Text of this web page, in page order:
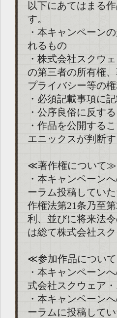
以下にあてはまる
す。
・本キャンペーン
れるもの
・株式会社スクウ
の第三者の所有権
プライバシー等の
・必須記載事項に
・公序良俗に反す
・作品を公開する
エニックスが判断
≪著作権について≫
・本キャンペーン
ーラム投稿してい
作権法第21条乃至
利、並びに将来法
は総て株式会社ス
≪参加作品につい
・本キャンペーン
式会社スクウェア
・本キャンペーン
ーラムに投稿して